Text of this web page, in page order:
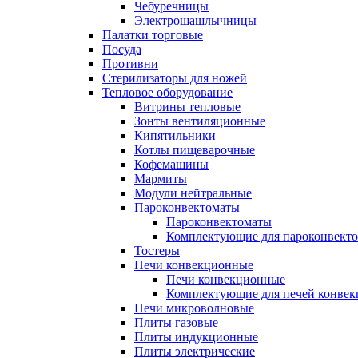
Чебуречницы
Электрошашлычницы
Палатки торговые
Посуда
Противни
Стерилизаторы для ножей
Тепловое оборудование
Витрины тепловые
Зонты вентиляционные
Кипятильники
Котлы пищеварочные
Кофемашины
Мармиты
Модули нейтральные
Пароконвектоматы
Пароконвектоматы
Комплектующие для
Тостеры
Печи конвекционные
Печи конвекционные
Комплектующие для печей
Печи микроволновые
Плиты газовые
Плиты индукционные
Плиты электрические